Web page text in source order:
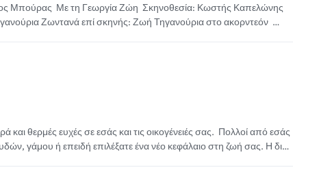
Μπούρας Με τη Γεωργία Ζώη Σκηνοθεσία: Κωστής Καπελώνης
Ζωντανά επί σκηνής: Ζωή Τηγανούρια στο ακορντεόν
και θερμές ευχές σε εσάς και τις οικογένειές σας. Πολλοί από εσάς
γάμου ή επειδή επιλέξατε ένα νέο κεφάλαιο στη ζωή σας. Η δική